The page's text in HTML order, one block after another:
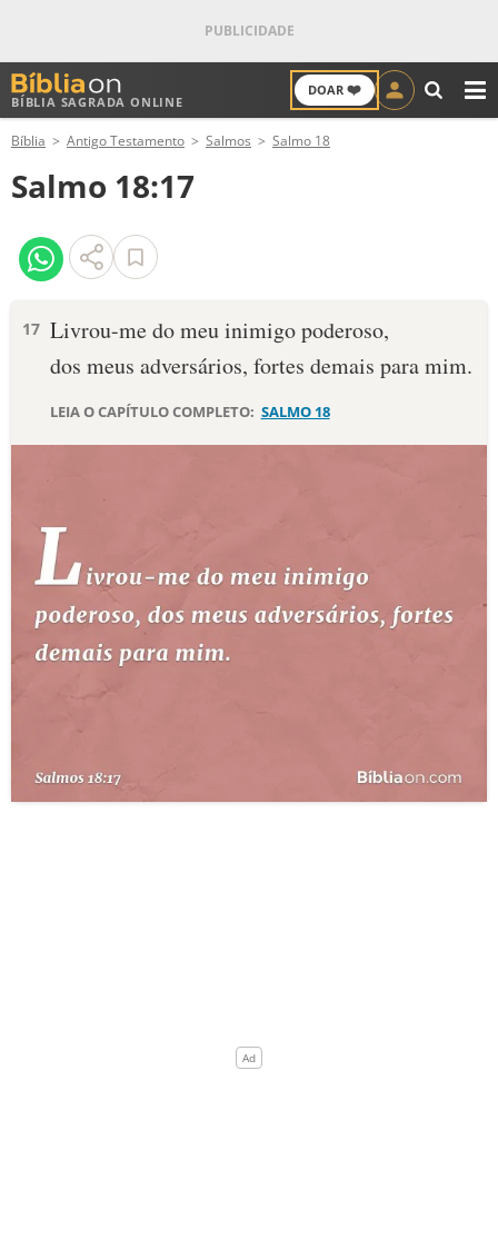
BÍBLIA SAGRADA ONLINE
DOAR ❤️
ANTIGO TESTAMENTO
NOVO TESTAMENTO
VERSÍCULOS
PALAVRA DO DIA
10 MANDAMENTOS
ESTUDOS BÍBLICOS
ESBOÇOS DE PREGAÇÃO
PERGUNTE À BÍBLIA
Bíblia Antigo Testamento Salmos Salmo 18
Salmo 18:17
17 Livrou-me do meu inimigo poderoso,
dos meus adversários, fortes demais para mim.
LEIA O CAPÍTULO COMPLETO: SALMO 18